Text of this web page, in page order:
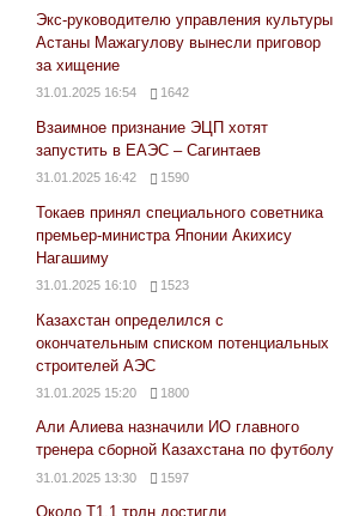
Экс-руководителю управления культуры
Астаны Мажагулову вынесли приговор
за хищение
31.01.2025 16:54 1642
Взаимное признание ЭЦП хотят
запустить в ЕАЭС – Сагинтаев
31.01.2025 16:42 1590
Токаев принял специального советника
премьер-министра Японии Акихису
Нагашиму
31.01.2025 16:10 1523
Казахстан определился с
окончательным списком потенциальных
строителей АЭС
31.01.2025 15:20 1800
Али Алиева назначили ИО главного
тренера сборной Казахстана по футболу
31.01.2025 13:30 1597
Около Т1,1 трлн достигли